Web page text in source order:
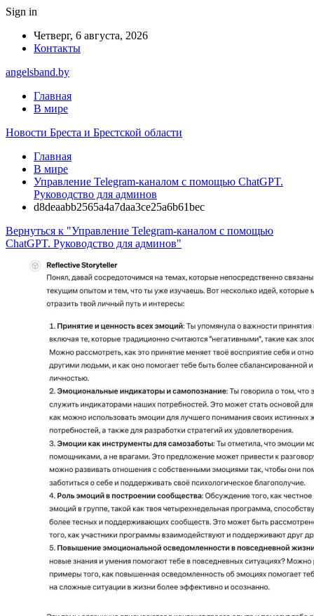
Sign in
Четверг, 6 августа, 2026
Контакты
angelsband.by
Главная
В мире
Новости Бреста и Брестской области
Главная
В мире
Управление Telegram-каналом с помощью ChatGPT.
Руководство для админов
d8deaabb2565a4a7daa3ce25a6b61bec
Вернуться к "Управление Telegram-каналом с помощью
ChatGPT. Руководство для админов"